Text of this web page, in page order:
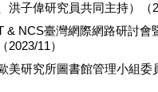
洪子偉研究員共同主持）（
& NCS臺灣網際網路研討會
2023/11）
美研究所圖書館管理小組委